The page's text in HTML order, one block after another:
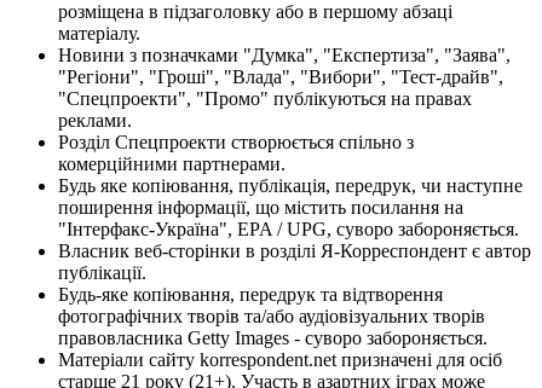
розміщена в підзаголовку або в першому абзаці
матеріалу.
Новини з позначками "Думка", "Експертиза", "Заява",
"Регіони", "Гроші", "Влада", "Вибори", "Тест-драйв",
"Спецпроекти", "Промо" публікуються на правах
реклами.
Розділ Спецпроекти створюється спільно з
комерційними партнерами.
Будь яке копіювання, публікація, передрук, чи наступне
поширення інформації, що містить посилання на
"Інтерфакс-Україна", EPA / UPG, суворо забороняється.
Власник веб-сторінки в розділі Я-Корреспондент є автор
публікації.
Будь-яке копіювання, передрук та відтворення
фотографічних творів та/або аудіовізуальних творів
правовласника Getty Images - суворо забороняється.
Матеріали сайту korrespondent.net призначені для осіб
старше 21 року (21+). Участь в азартних іграх може